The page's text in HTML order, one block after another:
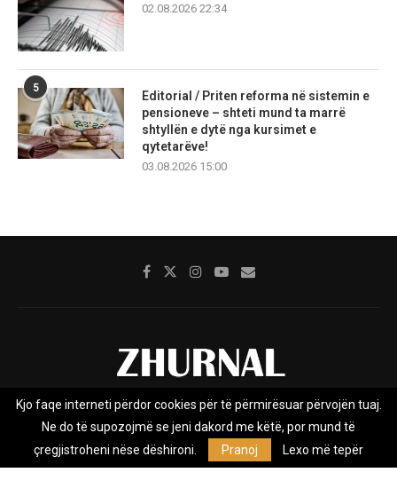
02.08.2026 22:34
5
Editorial / Priten reforma në sistemin e
pensioneve – shteti mund ta marrë
shtyllën e dytë nga kursimet e
qytetarëve!
03.08.2026 15:00
Rreth nesh Impresumi Marketing
Kontakt
Privacy Policy
Zhurnal.mk është Agjenci e Lajmeve e pavarur, e themeluar në vitin
Kjo faqe interneti përdor cookies për të përmirësuar përvojën tuaj.
Ne do të supozojmë se jeni dakord me këtë, por mund të
çregjistroheni nëse dëshironi.
Pranoj Lexo më tepër